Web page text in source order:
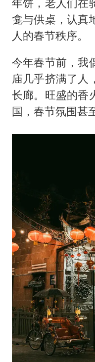
龛与供桌，认真
人的春节秩序。
今年春节前，我
庙几乎挤满了人
长廊。旺盛的香
国，春节氛围甚